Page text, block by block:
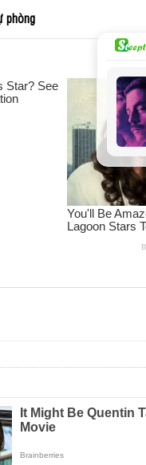
phòng